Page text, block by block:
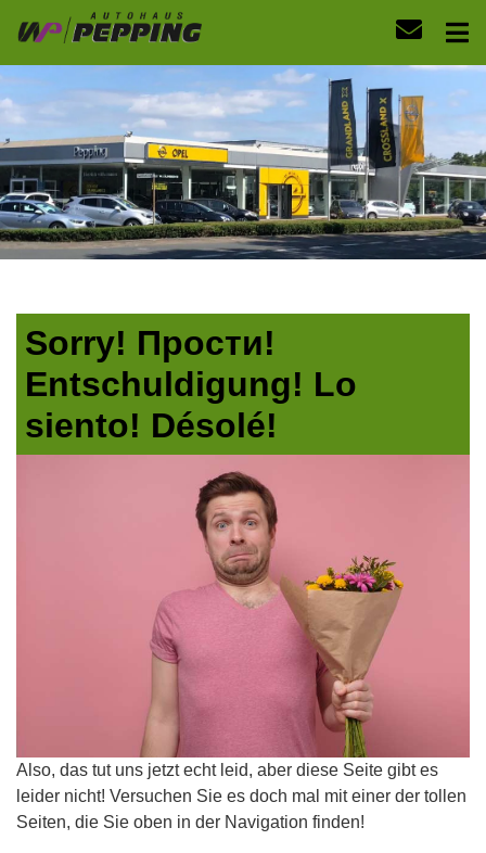
Sorry! Прости!
Entschuldigung! Lo
siento! Désolé!
Also, das tut uns jetzt echt leid, aber diese Seite gibt es
leider nicht! Versuchen Sie es doch mal mit einer der tollen
Seiten, die Sie oben in der Navigation finden!